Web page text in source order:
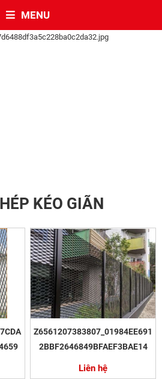
MENU
KÉO GIÃN
Z6561207383807_01984EE691
2BBF2646849BFAEF3BAE14
Liên hệ